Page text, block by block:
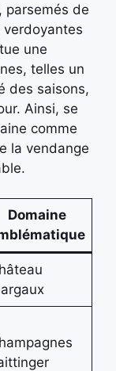
parsemés de
une
telles un
des saisons,
Ainsi, se
comme
la vendange
Domaine